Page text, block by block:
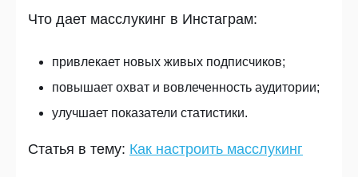
Что дает масслукинг в Инстаграм:
привлекает новых живых подписчиков;
повышает охват и вовлеченность аудитории;
улучшает показатели статистики.
Статья в тему: Как настроить масслукинг